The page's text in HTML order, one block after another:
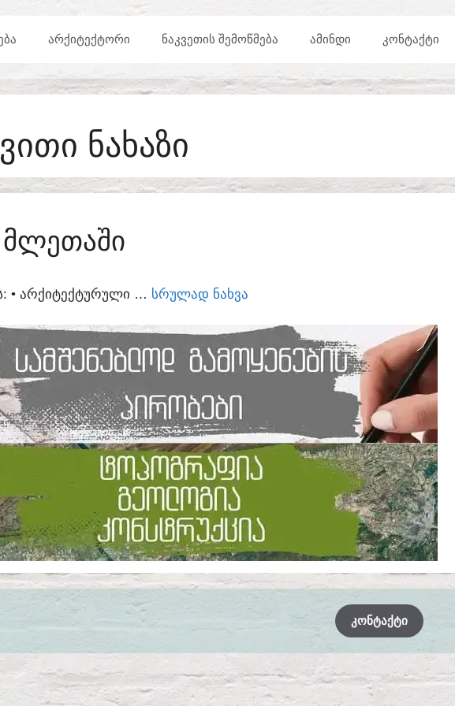
ᲐᲠᲥᲘᲢᲔᲥᲢᲝᲠᲘ ᲜᲐᲙᲕᲔᲗᲘᲡ ᲨᲔᲛᲝᲬᲛᲔᲑᲐ ᲐᲛᲘᲜᲓᲘ ᲙᲝᲜᲢᲐᲥᲢᲘ
ᲜᲐᲮᲐᲖᲘ
• ᲐᲠᲥᲘᲢᲔᲥᲢᲣᲠᲣᲚᲘ … ᲡᲠᲣᲚᲐᲓ ᲜᲐᲮᲕᲐ
ᲙᲝᲜᲢᲐᲥᲢᲘ